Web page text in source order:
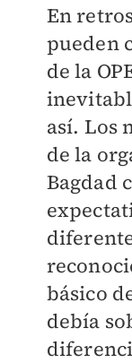
En
pueden
de la
así. Los
de la
Bagdad
básico
debía